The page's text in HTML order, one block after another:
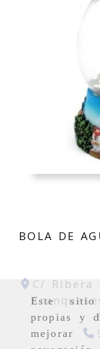
Este
propias y
BOLA DE
C/ Ribera